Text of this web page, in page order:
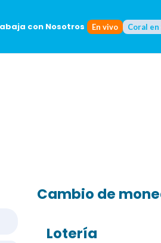
con Nosotros En vivo Coral
Cambio de
Lotería